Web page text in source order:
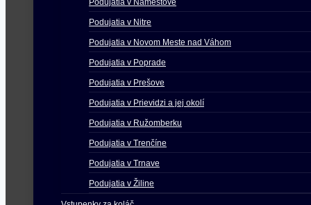
Podujatia v Námestove
Podujatia v Nitre
Podujatia v Novom Meste nad Váhom
Podujatia v Poprade
Podujatia v Prešove
Podujatia v Prievidzi a jej okolí
Podujatia v Ružomberku
Podujatia v Trenčíne
Podujatia v Trnave
Podujatia v Žiline